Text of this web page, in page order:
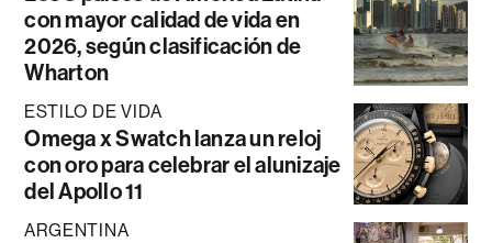
con mayor calidad de vida en
2026, según clasificación de
Wharton
ESTILO DE VIDA
Omega x Swatch lanza un reloj
con oro para celebrar el alunizaje
del Apollo 11
ARGENTINA